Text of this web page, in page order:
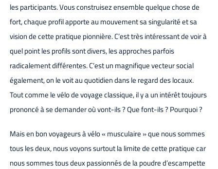
les participants. Vous construisez ensemble quelque chose de
fort, chaque profil apporte au mouvement sa singularité et sa
vision de cette pratique pionnière. C’est très intéressant de voir à
quel point les profils sont divers, les approches parfois
radicalement différentes. C’est un magnifique vecteur social
également, on le voit au quotidien dans le regard des locaux.
Tout comme le vélo de voyage classique, il y a un intérêt toujours
prononcé à se demander où vont-ils ? Que font-ils ? Pourquoi ?
Mais en bon voyageurs à vélo « musculaire » que nous sommes
tous les deux, nous voyons surtout la limite de cette pratique car
nous sommes tous deux passionnés de la poudre d’escampette